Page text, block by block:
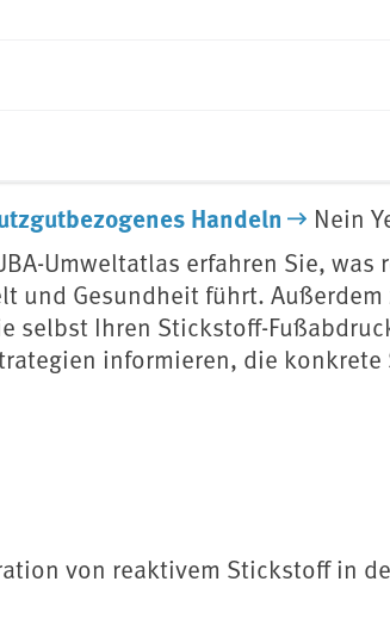
Handeln
Nein
Umweltatlas erfahren Sie,
und Gesundheit führt.
selbst Ihren Stickstoff-
informieren, die
von reaktivem Stickstoff in